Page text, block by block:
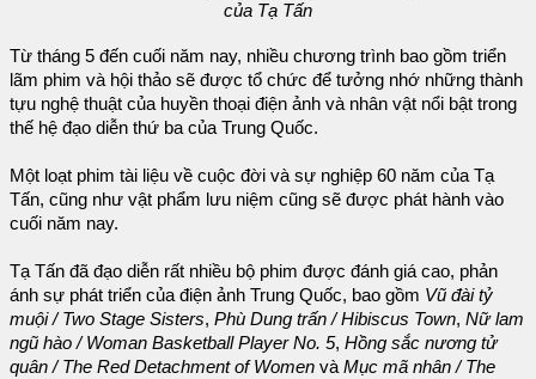
của Tạ Tấn
Từ tháng 5 đến cuối năm nay, nhiều chương trình bao gồm triển
lãm phim và hội thảo sẽ được tổ chức để tưởng nhớ những thành
tựu nghệ thuật của huyền thoại điện ảnh và nhân vật nổi bật trong
thế hệ đạo diễn thứ ba của Trung Quốc.
Một loạt phim tài liệu về cuộc đời và sự nghiệp 60 năm của Tạ
Tấn, cũng như vật phẩm lưu niệm cũng sẽ được phát hành vào
cuối năm nay.
Tạ Tấn đã đạo diễn rất nhiều bộ phim được đánh giá cao, phản
ánh sự phát triển của điện ảnh Trung Quốc, bao gồm Vũ đài tỷ
muội / Two Stage Sisters, Phù Dung trấn / Hibiscus Town, Nữ lam
ngũ hào / Woman Basketball Player No. 5, Hồng sắc nương tử
quân / The Red Detachment of Women và Mục mã nhân / The